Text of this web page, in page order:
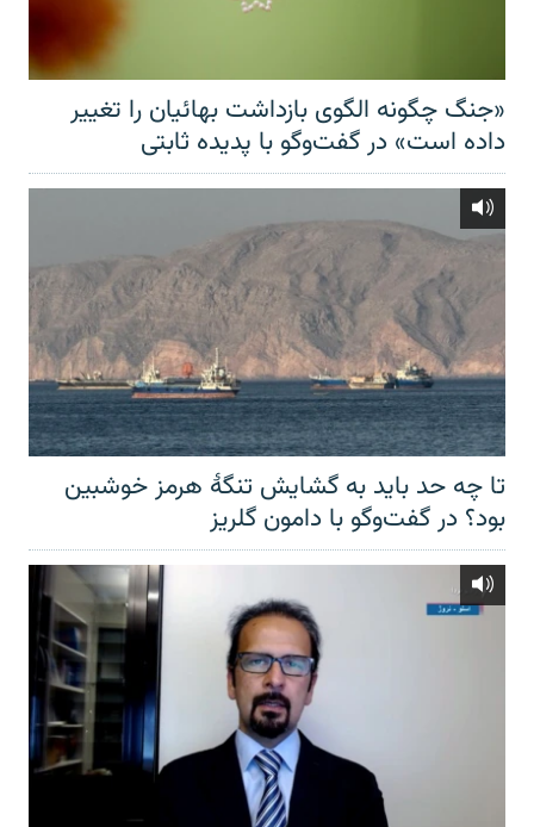
«جنگ چگونه الگوی بازداشت بهائیان را تغییر
داده است» در گفت‌وگو با پدیده ثابتی
تا چه حد باید به گشایش تنگهٔ هرمز خوشبین
بود؟ در گفت‌وگو با دامون گلریز